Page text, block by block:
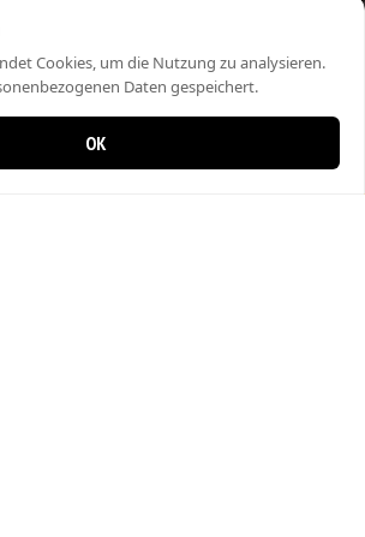
Cookies, um die Nutzung zu analysieren.
Daten gespeichert.
OK